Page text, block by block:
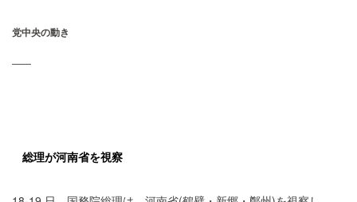
党中央の動き
——
総理が河南省を視察